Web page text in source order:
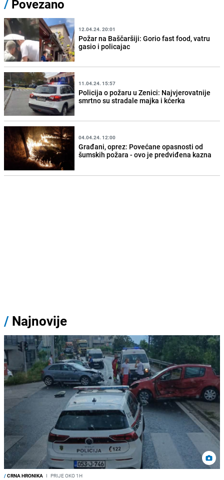
/ Povezano
12.04.24. 20:01
Požar na Baščaršiji: Gorio fast food, vatru
gasio i policajac
11.04.24. 15:57
Policija o požaru u Zenici: Najvjerovatnije
smrtno su stradale majka i kćerka
04.04.24. 12:00
Građani, oprez: Povećane opasnosti od
šumskih požara - ovo je predviđena kazna
/ Najnovije
/CRNA HRONIKA I PRIJE OKO 1H